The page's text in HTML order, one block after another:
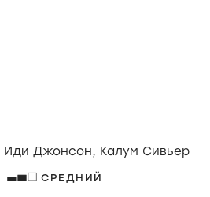
Иди Джонсон, Калум Сивьер
СРЕДНИЙ